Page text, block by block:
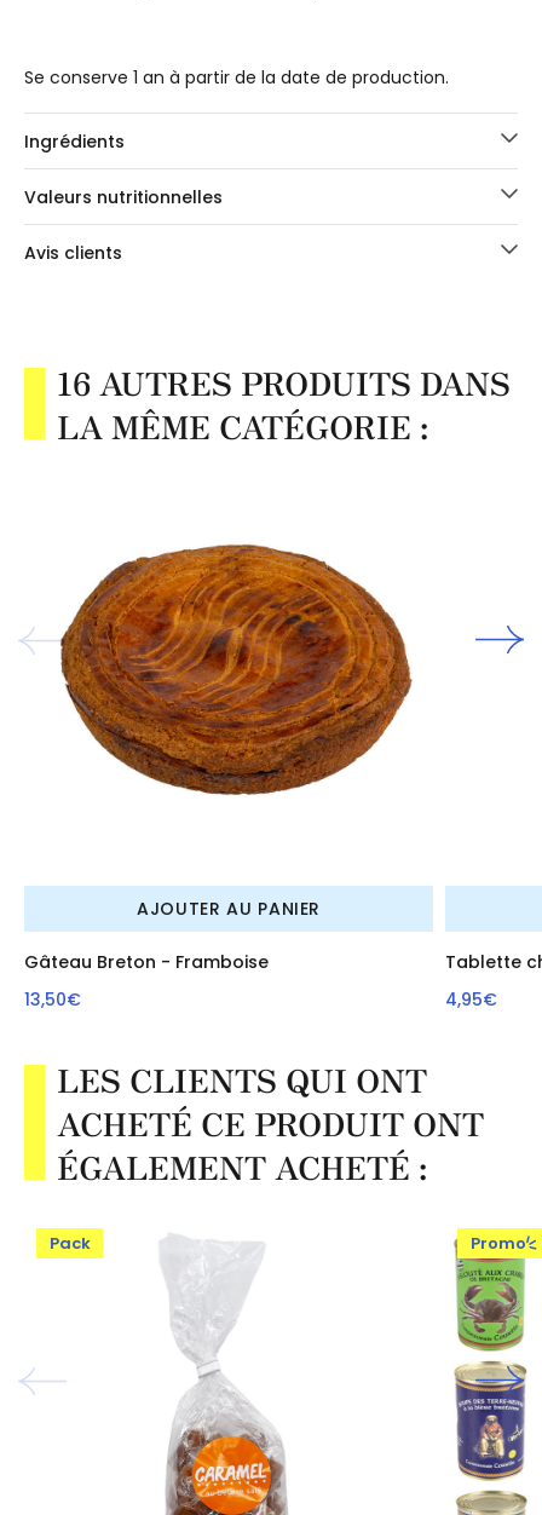
Se conserve 1 an à partir de la date de production.
Ingrédients
Valeurs nutritionnelles
Avis clients
16 AUTRES PRODUITS DANS
LA MÊME CATÉGORIE :
AJOUTER AU PANIER
Gâteau Breton - Framboise
13,50€
Tablette
4,95€
LES CLIENTS QUI ONT
ACHETÉ CE PRODUIT ONT
ÉGALEMENT ACHETÉ :
Pack Promo